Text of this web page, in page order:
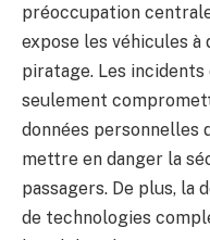
préoccupation
expose les véhicules
piratage. Les
seulement
données personnelles
mettre en danger la
passagers. De plus, la
de technologies